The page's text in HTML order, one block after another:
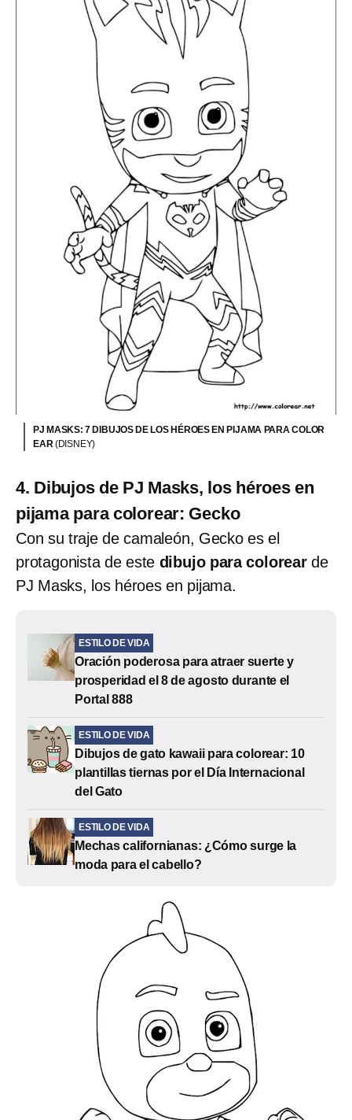
PJ MASKS: 7 DIBUJOS DE LOS HÉROES EN PIJAMA PARA COLOR
EAR(DISNEY)
4. Dibujos de PJ Masks, los héroes en
pijama para colorear: Gecko
Con su traje de camaleón, Gecko es el
protagonista de este dibujo para colorearde
PJ Masks, los héroes en pijama.
ESTILO DE VIDA
Oración poderosa para atraer suerte y
prosperidad el 8 de agosto durante el
Portal 888
ESTILO DE VIDA
Dibujos de gato kawaii para colorear: 10
plantillas tiernas por el Día Internacional
del Gato
ESTILO DE VIDA
Mechas californianas: ¿Cómo surge la
moda para el cabello?